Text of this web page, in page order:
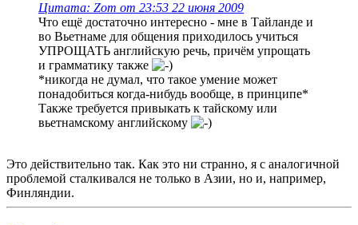
Цитата: Zom от 23:53 22 июня 2009
Что ещё достаточно интересно - мне в Тайланде и
во Вьетнаме для общения приходилось учиться
УПРОЩАТЬ английскую речь, причём упрощать
и грамматику также
*никогда не думал, что такое умение может
понадобиться когда-нибудь вообще, в принципе*
Также требуется привыкать к тайскому или
вьетнамскому английскому
Это действительно так. Как это ни странно, я с аналогичной
проблемой сталкивался не только в Азии, но и, например,
Финляндии.